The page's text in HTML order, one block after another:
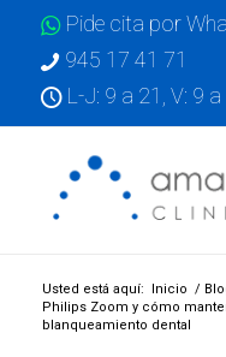
Pide cita por
945 17 41 71
L-J: 9 a 21, V: 9
Usted está aquí: Inicio /
Philips Zoom y cómo
blanqueamiento dental